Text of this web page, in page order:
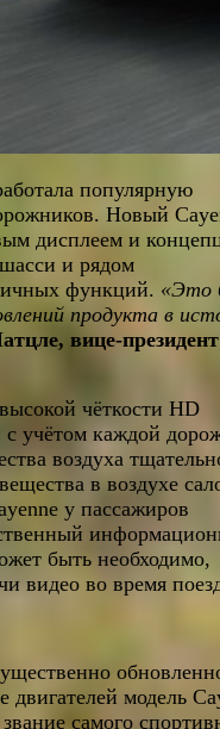
популярную
Новый
дисплеем и
и рядом
функций. «Это
продукта в
вице-президент
чёткости HD
с учётом каждой
воздуха
в воздухе
у пассажиров
быть необходимо,
видео во время
модель
самого